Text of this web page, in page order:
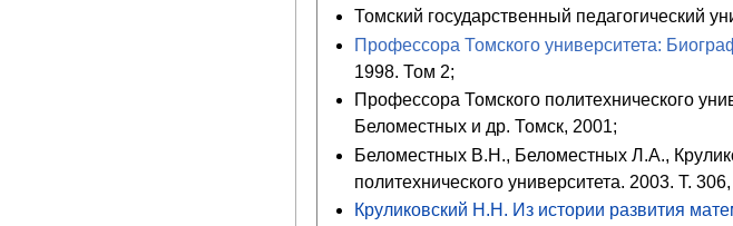
Томский государственный педагогический
Профессора Томского университета:
1998. Том 2;
Профессора Томского политехнического
Беломестных и др. Томск, 2001;
Беломестных В.Н., Беломестных Л.А.,
политехнического университета. 2003. Т.
Круликовский Н.Н. Из истории развития